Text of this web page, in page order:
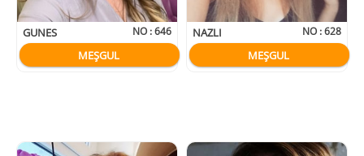
GUNES NO :646
MEŞGUL
NAZLI NO :628
MEŞGUL